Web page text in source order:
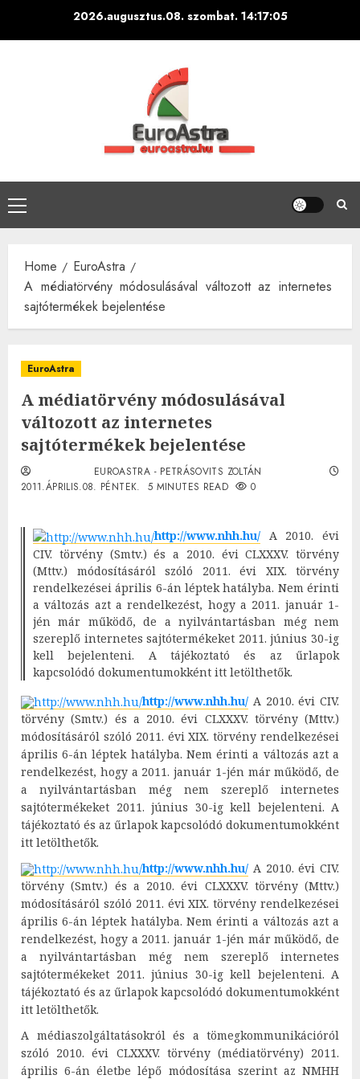
2026.augusztus.08. szombat. 14:17:07
Primary
Menu
Home
EuroAstra
A médiatörvény módosulásával változott az internetes
sajtótermékek bejelentése
EuroAstra
A médiatörvény módosulásával
változott az internetes
sajtótermékek bejelentése
EUROASTRA - PETRÁSOVITS ZOLTÁN
2011.ÁPRILIS.08. PÉNTEK.
5 MINUTES READ 0
http://www.nhh.hu/ A 2010. évi
CIV. törvény (Smtv.) és a 2010. évi CLXXXV. törvény
(Mttv.) módosításáról szóló 2011. évi XIX. törvény
rendelkezései április 6-án léptek hatályba. Nem érinti
a változás azt a rendelkezést, hogy a 2011. január 1-
jén már működő, de a nyilvántartásban még nem
szereplő internetes sajtótermékeket 2011. június 30-ig
kell bejelenteni. A tájékoztató és az űrlapok
kapcsolódó dokumentumokként itt letölthetők.
http://www.nhh.hu/ A 2010. évi CIV.
törvény (Smtv.) és a 2010. évi CLXXXV. törvény (Mttv.)
módosításáról szóló 2011. évi XIX. törvény rendelkezései
április 6-án léptek hatályba. Nem érinti a változás azt a
rendelkezést, hogy a 2011. január 1-jén már működő, de
a nyilvántartásban még nem szereplő internetes
sajtótermékeket 2011. június 30-ig kell bejelenteni. A
tájékoztató és az űrlapok kapcsolódó dokumentumokként
itt letölthetők.
http://www.nhh.hu/ A 2010. évi CIV.
törvény (Smtv.) és a 2010. évi CLXXXV. törvény (Mttv.)
módosításáról szóló 2011. évi XIX. törvény rendelkezései
április 6-án léptek hatályba. Nem érinti a változás azt a
rendelkezést, hogy a 2011. január 1-jén már működő, de
a nyilvántartásban még nem szereplő internetes
sajtótermékeket 2011. június 30-ig kell bejelenteni. A
tájékoztató és az űrlapok kapcsolódó dokumentumokként
itt letölthetők.
A médiaszolgáltatásokról és a tömegkommunikációról
szóló 2010. évi CLXXXV. törvény (médiatörvény) 2011.
április 6-án életbe lépő módosítása szerint az NMHH